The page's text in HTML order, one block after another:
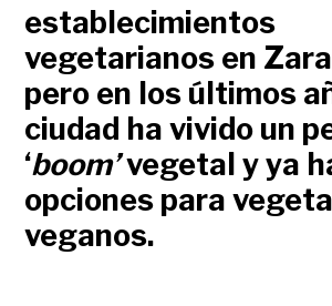
establecimientos
vegetarianos en
pero en los últimos
ciudad ha vivido un
‘boom’vegetal y ya
opciones para
veganos.